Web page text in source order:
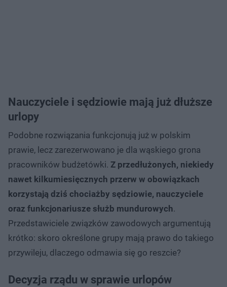
Nauczyciele i sędziowie mają już dłuższe
urlopy
Podobne rozwiązania funkcjonują już w polskim
prawie, lecz zarezerwowano je dla wąskiego grona
pracowników budżetówki. Z przedłużonych, niekiedy
nawet kilkumiesięcznych przerw w obowiązkach
korzystają dziś chociażby sędziowie, nauczyciele
oraz funkcjonariusze służb mundurowych.
Przedstawiciele związków zawodowych argumentują
krótko: skoro określone grupy mają prawo do takiego
przywileju, dlaczego odmawia się go reszcie?
Decyzja rządu w sprawie urlopów